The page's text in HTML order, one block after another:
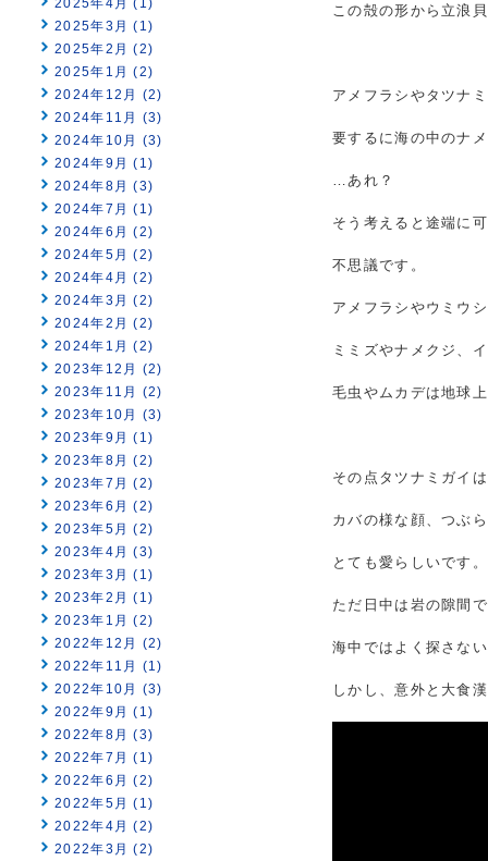
2025年3月 (1)
2025年2月 (2)
2025年1月 (2)
2024年12月 (2)
2024年11月 (3)
2024年10月 (3)
2024年9月 (1)
2024年8月 (3)
2024年7月 (1)
2024年6月 (2)
2024年5月 (2)
2024年4月 (2)
2024年3月 (2)
2024年2月 (2)
2024年1月 (2)
2023年12月 (2)
2023年11月 (2)
2023年10月 (3)
2023年9月 (1)
2023年8月 (2)
2023年7月 (2)
2023年6月 (2)
2023年5月 (2)
2023年4月 (3)
2023年3月 (1)
2023年2月 (1)
2023年1月 (2)
2022年12月 (2)
2022年11月 (1)
2022年10月 (3)
2022年9月 (1)
2022年8月 (3)
2022年7月 (1)
2022年6月 (2)
2022年5月 (1)
2022年4月 (2)
2022年3月 (2)
この殻の形から立浪
アメフラシやタツナ
要するに海の中のナ
…あれ？
そう考えると途端に
不思議です。
アメフラシやウミウ
ミミズやナメクジ、
毛虫やムカデは地球
その点タツナミガイ
カバの様な顔、つぶ
とても愛らしいです。
ただ日中は岩の隙間
海中ではよく探さな
しかし、意外と大食